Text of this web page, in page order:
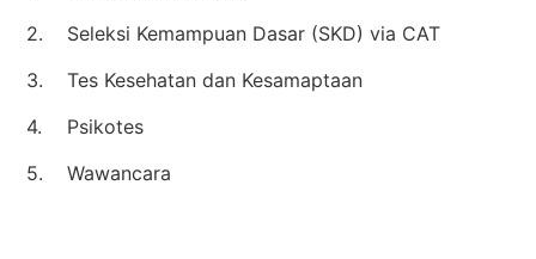
2.
Seleksi Kemampuan Dasar (SKD) via CAT
3.
Tes Kesehatan dan Kesamaptaan
4.
Psikotes
5.
Wawancara